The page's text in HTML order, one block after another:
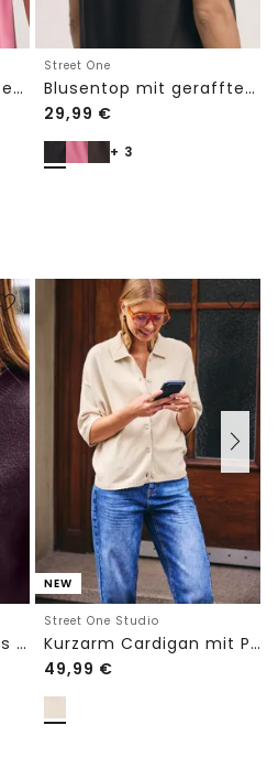
Blusentop mit gerafftem Rundhals
Street One
Blusentop mit gerafftem Rundhals
29,99 €
+ 3
Cardigan mit Rundhals und Knöpfen
NEW
Street One Studio
Kurzarm Cardigan mit Polokragen
49,99 €